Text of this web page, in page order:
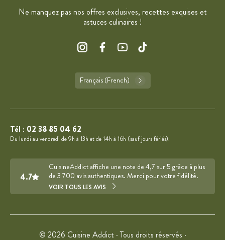
Ne manquez pas nos offres exclusives, recettes exquises et
astuces culinaires !
Français (French)
Tél : 02 38 85 04 62
Du lundi au vendredi de 9h à 13h et de 14h à 16h (sauf jours fériés).
4.7
CuisineAddict affiche une note de 4,7 sur 5 grâce à plus
de 3 700 avis authentiques. Merci pour votre fidélité.
VOIR TOUS LES AVIS
© 2026 Cuisine Addict · Tous droits réservés ·